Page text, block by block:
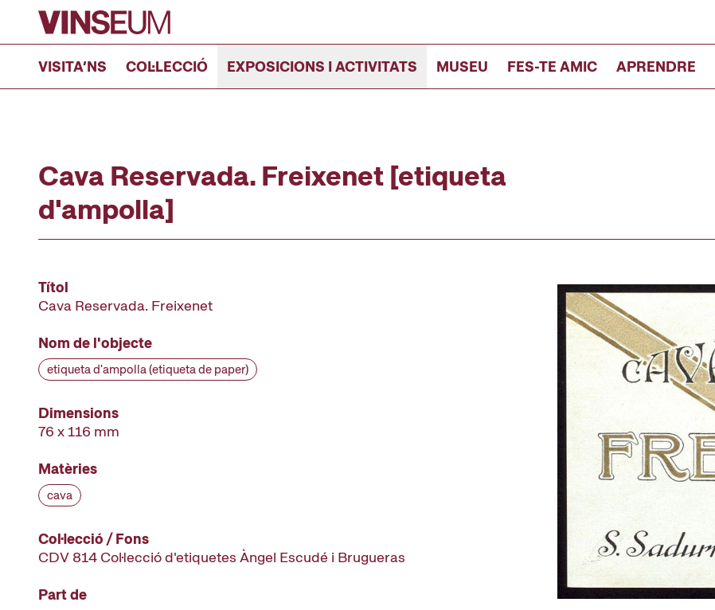
Anar al contingut
VISITA’NS COL·LECCIÓ EXPOSICIONS I ACTIVITATS MUSEU FES-TE AMIC APRENDRE
Cava Reservada. Freixenet [etiqueta
d'ampolla]
Títol
Cava Reservada. Freixenet
Nom de l'objecte
etiqueta d'ampolla (etiqueta de paper)
Dimensions
76 x 116 mm
Matèries
cava
Col·lecció / Fons
CDV 814 Col·lecció d'etiquetes Àngel Escudé i Brugueras
Part de